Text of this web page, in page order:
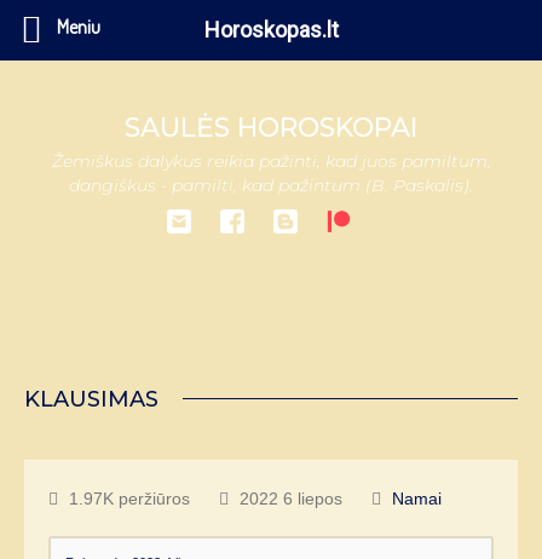
SAULĖS HOROSKOPAI
Žemiškus dalykus reikia pažinti, kad juos pamiltum,
dangiškus - pamilti, kad pažintum (B. Paskalis).
KLAUSIMAS
1.97K peržiūros 2022 6 liepos Namai
Meniu Horoskopas.lt